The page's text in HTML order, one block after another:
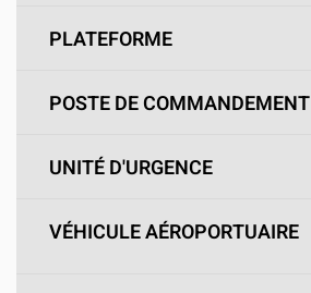
PLATEFORME
POSTE DE COMMANDEMENT
UNITÉ D'URGENCE
VÉHICULE AÉROPORTUAIRE